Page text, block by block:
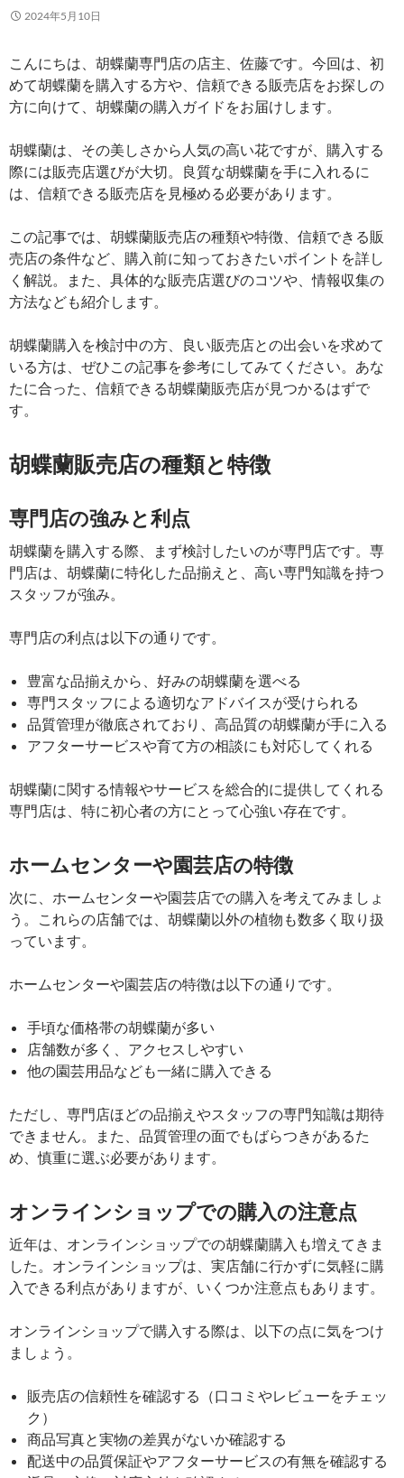
2024年5月10日
こんにちは、胡蝶蘭専門店の店主、佐藤です。今回は、初
めて胡蝶蘭を購入する方や、信頼できる販売店をお探しの
方に向けて、胡蝶蘭の購入ガイドをお届けします。
胡蝶蘭は、その美しさから人気の高い花ですが、購入する
際には販売店選びが大切。良質な胡蝶蘭を手に入れるに
は、信頼できる販売店を見極める必要があります。
この記事では、胡蝶蘭販売店の種類や特徴、信頼できる販
売店の条件など、購入前に知っておきたいポイントを詳し
く解説。また、具体的な販売店選びのコツや、情報収集の
方法なども紹介します。
胡蝶蘭購入を検討中の方、良い販売店との出会いを求めて
いる方は、ぜひこの記事を参考にしてみてください。あな
たに合った、信頼できる胡蝶蘭販売店が見つかるはずで
す。
胡蝶蘭販売店の種類と特徴
専門店の強みと利点
胡蝶蘭を購入する際、まず検討したいのが専門店です。専
門店は、胡蝶蘭に特化した品揃えと、高い専門知識を持つ
スタッフが強み。
専門店の利点は以下の通りです。
豊富な品揃えから、好みの胡蝶蘭を選べる
専門スタッフによる適切なアドバイスが受けられる
品質管理が徹底されており、高品質の胡蝶蘭が手に入る
アフターサービスや育て方の相談にも対応してくれる
胡蝶蘭に関する情報やサービスを総合的に提供してくれる
専門店は、特に初心者の方にとって心強い存在です。
ホームセンターや園芸店の特徴
次に、ホームセンターや園芸店での購入を考えてみましょ
う。これらの店舗では、胡蝶蘭以外の植物も数多く取り扱
っています。
ホームセンターや園芸店の特徴は以下の通りです。
手頃な価格帯の胡蝶蘭が多い
店舗数が多く、アクセスしやすい
他の園芸用品なども一緒に購入できる
ただし、専門店ほどの品揃えやスタッフの専門知識は期待
できません。また、品質管理の面でもばらつきがあるた
め、慎重に選ぶ必要があります。
オンラインショップでの購入の注意点
近年は、オンラインショップでの胡蝶蘭購入も増えてきま
した。オンラインショップは、実店舗に行かずに気軽に購
入できる利点がありますが、いくつか注意点もあります。
オンラインショップで購入する際は、以下の点に気をつけ
ましょう。
販売店の信頼性を確認する（口コミやレビューをチェッ
ク）
商品写真と実物の差異がないか確認する
配送中の品質保証やアフターサービスの有無を確認する